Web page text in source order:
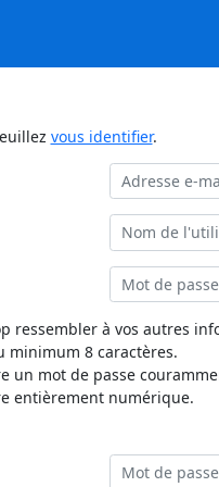
vous identifier.
ressembler à vos autres
minimum 8 caractères.
un mot de passe
entièrement numérique.